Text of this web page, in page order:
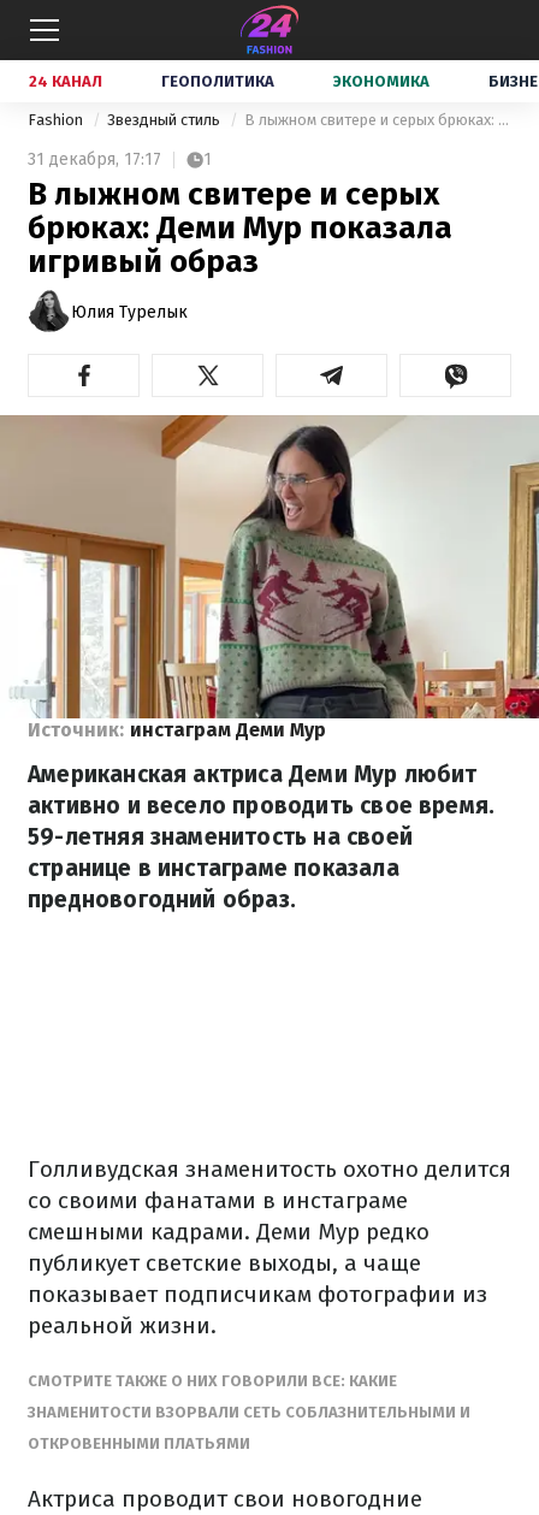
24 КАНАЛ ГЕОПОЛИТИКА ЭКОНОМИКА
Fashion Звездный стиль В лыжном свитере и серых брюках: Деми Мур показала игривый образ
31 декабря, 17:17 1
В лыжном свитере и серых
брюках: Деми Мур показала
игривый образ
Юлия Турелык
Источник: инстаграм Деми Мур
Американская актриса Деми Мур любит
активно и весело проводить свое время.
59-летняя знаменитость на своей
странице в инстаграме показала
предновогодний образ.
Голливудская знаменитость охотно делится
со своими фанатами в инстаграме
смешными кадрами. Деми Мур редко
публикует светские выходы, а чаще
показывает подписчикам фотографии из
реальной жизни.
СМОТРИТЕ ТАКЖЕ О НИХ ГОВОРИЛИ ВСЕ: КАКИЕ
ЗНАМЕНИТОСТИ ВЗОРВАЛИ СЕТЬ СОБЛАЗНИТЕЛЬНЫМИ И
ОТКРОВЕННЫМИ ПЛАТЬЯМИ
Актриса проводит свои новогодние